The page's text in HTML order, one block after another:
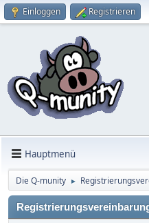
Einloggen Registrieren
Hauptmenü
Die Q-munity ►